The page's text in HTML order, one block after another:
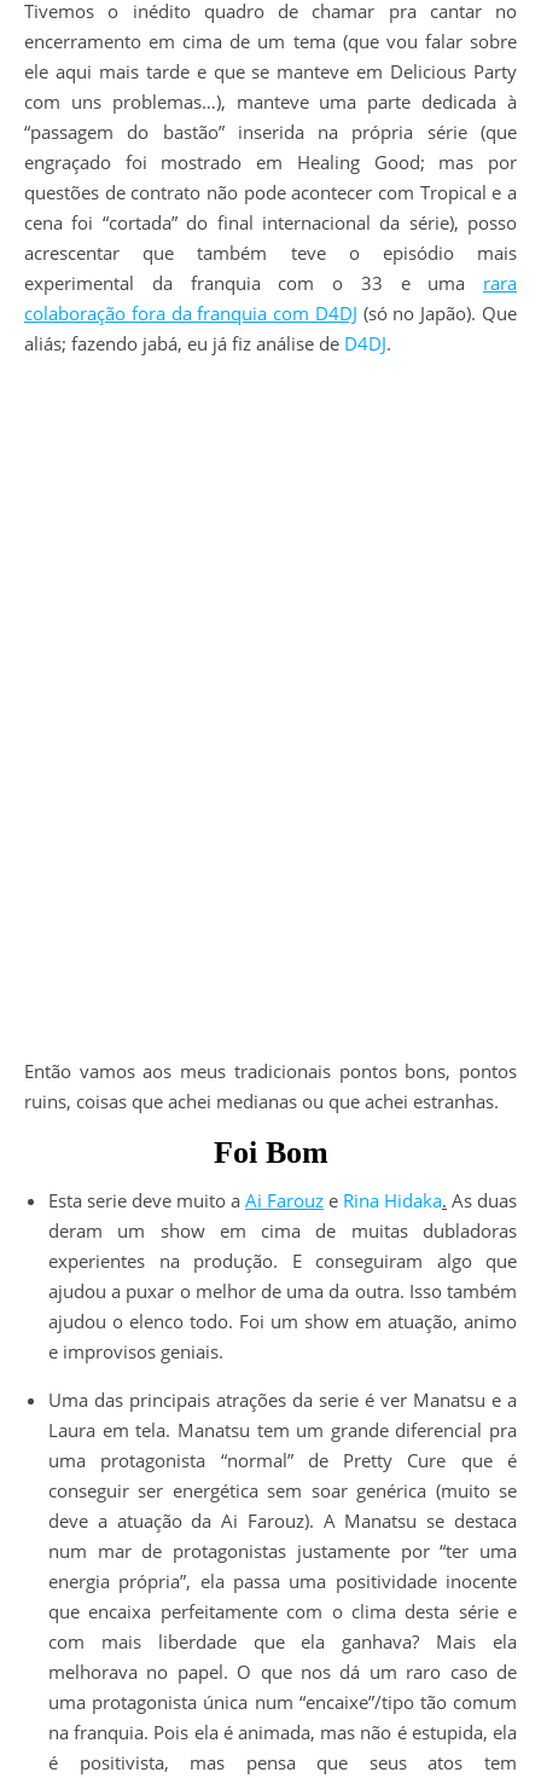
Tivemos o inédito quadro de chamar pra cantar no
encerramento em cima de um tema (que vou falar sobre
ele aqui mais tarde e que se manteve em Delicious Party
com uns problemas…), manteve uma parte dedicada à
“passagem do bastão” inserida na própria série (que
engraçado foi mostrado em Healing Good; mas por
questões de contrato não pode acontecer com Tropical e a
cena foi “cortada” do final internacional da série), posso
acrescentar que também teve o episódio mais
experimental da franquia com o 33 e uma rara
colaboração fora da franquia com D4DJ (só no Japão). Que
aliás; fazendo jabá, eu já fiz análise de D4DJ.
Então vamos aos meus tradicionais pontos bons, pontos
ruins, coisas que achei medianas ou que achei estranhas.
Foi Bom
Esta serie deve muito a Ai Farouz e Rina Hidaka. As duas
deram um show em cima de muitas dubladoras
experientes na produção. E conseguiram algo que
ajudou a puxar o melhor de uma da outra. Isso também
ajudou o elenco todo. Foi um show em atuação, animo
e improvisos geniais.
Uma das principais atrações da serie é ver Manatsu e a
Laura em tela. Manatsu tem um grande diferencial pra
uma protagonista “normal” de Pretty Cure que é
conseguir ser energética sem soar genérica (muito se
deve a atuação da Ai Farouz). A Manatsu se destaca
num mar de protagonistas justamente por “ter uma
energia própria”, ela passa uma positividade inocente
que encaixa perfeitamente com o clima desta série e
com mais liberdade que ela ganhava? Mais ela
melhorava no papel. O que nos dá um raro caso de
uma protagonista única num “encaixe”/tipo tão comum
na franquia. Pois ela é animada, mas não é estupida, ela
é positivista, mas pensa que seus atos tem